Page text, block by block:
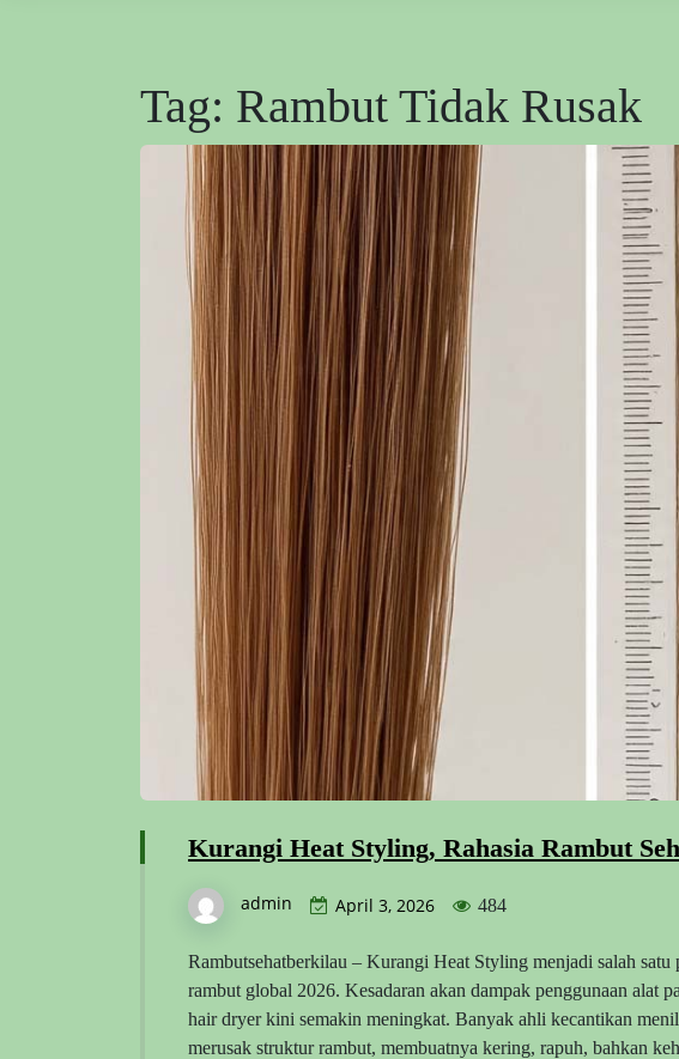
Tag: Rambut Tidak Rusak
Kurangi Heat Styling, Rahasia Rambut
admin April 3, 2026 484
Rambutsehatberkilau – Kurangi Heat Styling menjadi salah satu
rambut global 2026. Kesadaran akan dampak penggunaan alat
hair dryer kini semakin meningkat. Banyak ahli kecantikan
merusak struktur rambut, membuatnya kering, rapuh, bahkan